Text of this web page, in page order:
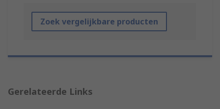
Zoek vergelijkbare producten
Gerelateerde Links